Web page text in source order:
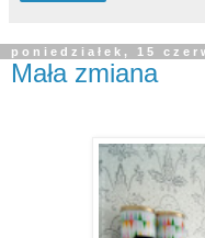
poniedziałek, 15
Mała zmiana